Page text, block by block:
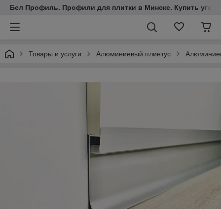
Бел Профиль. Профили для плитки в Минске. Купить
Товары и услуги Алюминиевый плинтус